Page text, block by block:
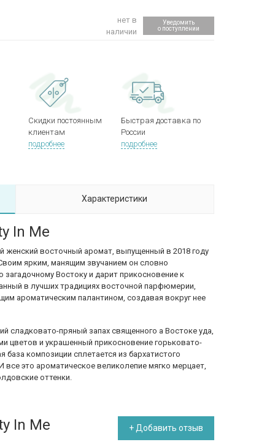
нет в
наличии
Уведомить
о поступлении
Скидки постоянным
клиентам
подробнее
Быстрая доставка по
России
подробнее
Характеристики
In Me
восточный аромат, выпущенный в 2018 году
ярким, манящим звучанием он словно
Востоку и дарит прикосновение к
в лучших традициях восточной парфюмерии,
ароматическим палантином, создавая вокруг нее
сладковато-пряный запах священного а Востоке уда,
цветов и украшенный прикосновение горьковато-
база композиции сплетается из бархатистого
все это ароматическое великолепие мягко мерцает,
оттенки.
In Me + Добавить отзыв